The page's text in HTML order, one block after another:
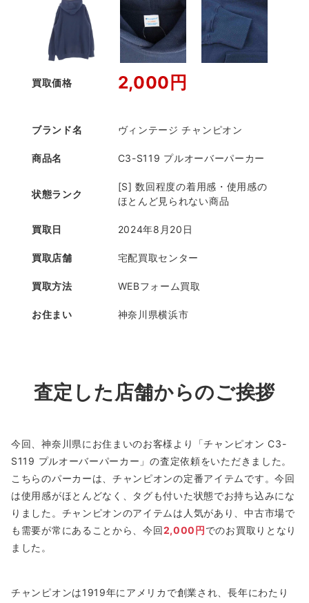
買取価格 2,000円
ブランド名 ヴィンテージ チャンピオン
商品名 C3-S119 プルオーバーパーカー
状態ランク
[S] 数回程度の着用感・使用感の
ほとんど見られない商品
買取日 2024年8月20日
買取店舗 宅配買取センター
買取方法 WEBフォーム買取
お住まい 神奈川県横浜市
査定した店舗からのご挨拶
今回、神奈川県にお住まいのお客様より「チャンピオン C3-
S119 プルオーバーパーカー」の査定依頼をいただきました。
こちらのパーカーは、チャンピオンの定番アイテムです。今回
は使用感がほとんどなく、タグも付いた状態でお持ち込みにな
りました。チャンピオンのアイテムは人気があり、中古市場で
も需要が常にあることから、今回2,000円でのお買取りとなり
ました。
チャンピオンは1919年にアメリカで創業され、長年にわたり